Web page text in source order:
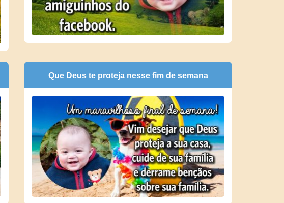
Que Deus te proteja nesse fim de semana